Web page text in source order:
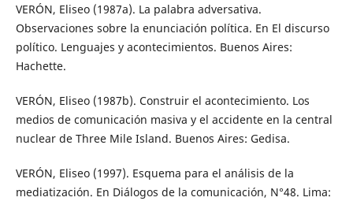
VERÓN, Eliseo (1987a). La palabra adversativa.
Observaciones sobre la enunciación política. En El discurso
político. Lenguajes y acontecimientos. Buenos Aires:
Hachette.
VERÓN, Eliseo (1987b). Construir el acontecimiento. Los
medios de comunicación masiva y el accidente en la central
nuclear de Three Mile Island. Buenos Aires: Gedisa.
VERÓN, Eliseo (1997). Esquema para el análisis de la
mediatización. En Diálogos de la comunicación, N°48. Lima: